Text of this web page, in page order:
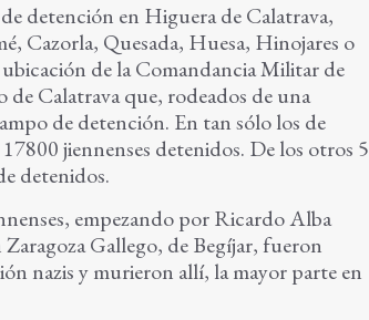
detención en Higuera de Calatrava,
Cazorla, Quesada, Huesa, Hinojares o
de la Comandancia Militar de
de Calatrava que, rodeados de una
de detención. En tan sólo los de
jiennenses detenidos. De los otros 5
detenidos.
empezando por Ricardo Alba
Zaragoza Gallego, de Begíjar, fueron
nazis y murieron allí, la mayor parte en